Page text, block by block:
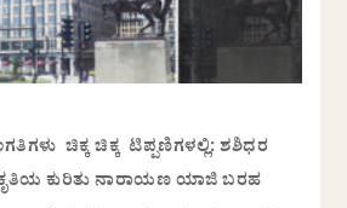
ಚಿಕ್ಕ ಚಿಕ್ಕ ಟಿಪ್ಪಣಿಗಳಲ್ಲಿ: ಶಶಿಧರ
ಕುರಿತು ನಾರಾಯಣ ಯಾಜಿ ಬರಹ